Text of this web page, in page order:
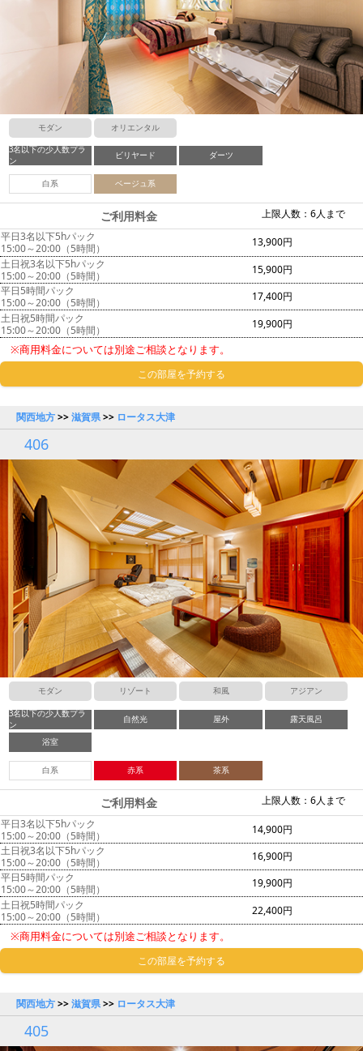
モダン オリエンタル
3名以下の少人数プラ
ン
ビリヤード ダーツ
白系 ベージュ系
上限人数：6人まで
ご利用料金
平日3名以下5hパック
15:00～20:00（5時間）
13,900円
土日祝3名以下5hパック
15:00～20:00（5時間）
15,900円
平日5時間パック
15:00～20:00（5時間）
17,400円
土日祝5時間パック
15:00～20:00（5時間）
19,900円
※商用料金については別途ご相談となります。
この部屋を予約する
関西地方>>滋賀県>> ロータス大津
406
モダン リゾート 和風 アジアン
3名以下の少人数プラ
ン
自然光 屋外 露天風呂
浴室
白系 赤系 茶系
上限人数：6人まで
ご利用料金
平日3名以下5hパック
15:00～20:00（5時間）
14,900円
土日祝3名以下5hパック
15:00～20:00（5時間）
16,900円
平日5時間パック
15:00～20:00（5時間）
19,900円
土日祝5時間パック
15:00～20:00（5時間）
22,400円
※商用料金については別途ご相談となります。
この部屋を予約する
関西地方>>滋賀県>> ロータス大津
405